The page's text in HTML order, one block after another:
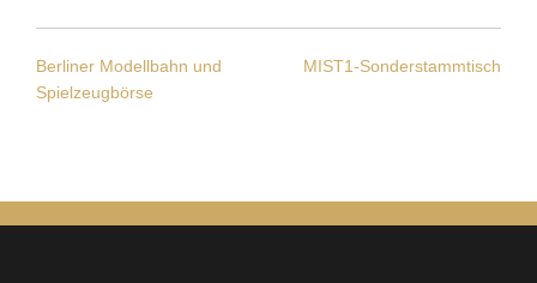
Berliner Modellbahn und
Spielzeugbörse
MIST1-Sonderstammtisch